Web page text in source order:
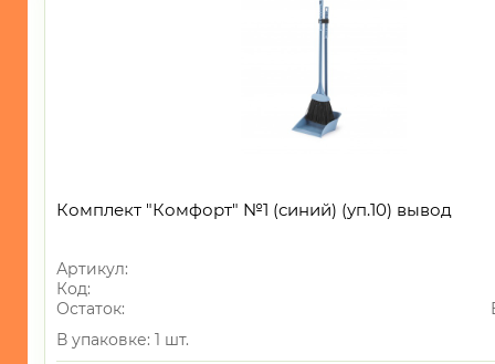
Комплект "Комфорт" №1 (синий) (уп.10) вывод
Артикул:
Код:
Остаток:
В упаковке: 1 шт.